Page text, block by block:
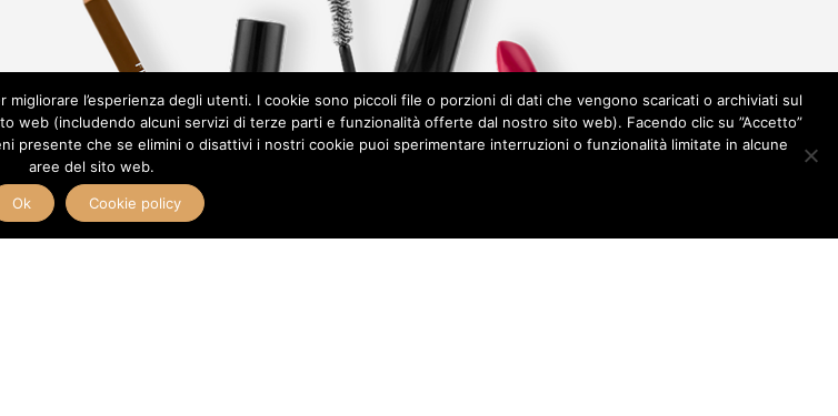
l’esperienza degli utenti. I cookie sono piccoli file o porzioni di dati che vengono scaricati o archiviati sul
(includendo alcuni servizi di terze parti e funzionalità offerte dal nostro sito web). Facendo clic su ”Accetto”
presente che se elimini o disattivi i nostri cookie puoi sperimentare interruzioni o funzionalità limitate in alcune
aree del sito web.
Ok Cookie policy